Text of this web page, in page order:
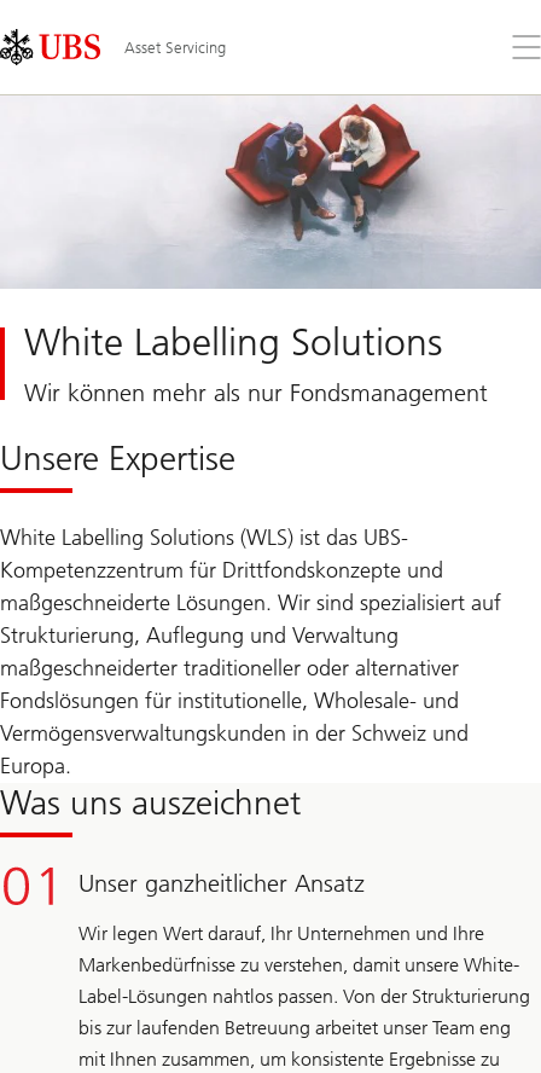
Links
Area
Asset Servicing
Sie
White Labelling Solutions
Wir können mehr als nur Fondsmanagement
Unsere Expertise
White Labelling Solutions (WLS) ist das UBS-
Kompetenzzentrum für Drittfondskonzepte und
maßgeschneiderte Lösungen. Wir sind spezialisiert auf
Strukturierung, Auflegung und Verwaltung
maßgeschneiderter traditioneller oder alternativer
Fondslösungen für institutionelle, Wholesale- und
Vermögensverwaltungskunden in der Schweiz und
Europa.
Was uns auszeichnet
Unser ganzheitlicher Ansatz
Wir legen Wert darauf, Ihr Unternehmen und Ihre
Markenbedürfnisse zu verstehen, damit unsere White-
Label-Lösungen nahtlos passen. Von der Strukturierung
bis zur laufenden Betreuung arbeitet unser Team eng
mit Ihnen zusammen, um konsistente Ergebnisse zu